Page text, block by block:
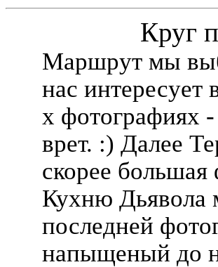
Круг
Маршрут мы
нас интересует
х фотографиях
врет. :) Далее
скорее
Кухню Дьявола
последней
напыщеный до